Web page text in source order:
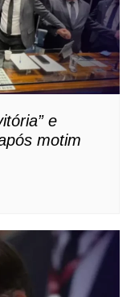
e
motim